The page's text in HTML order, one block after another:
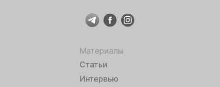
Материалы
Статьи
Интервью